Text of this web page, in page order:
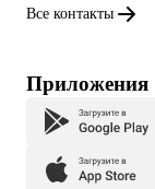
Все контакты
Приложения